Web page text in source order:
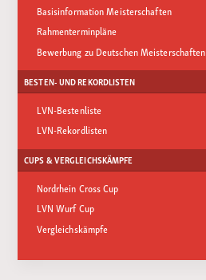
Basisinformation Meisterschaften
Rahmenterminpläne
Bewerbung zu Deutschen Meisterschaften
BESTEN- UND REKORDLISTEN
LVN-Bestenliste
LVN-Rekordlisten
CUPS & VERGLEICHSKÄMPFE
Nordrhein Cross Cup
LVN Wurf Cup
Vergleichskämpfe